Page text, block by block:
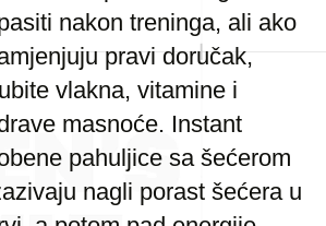
nakon treninga, ali ako
pravi doručak,
vlakna, vitamine i
masnoće. Instant
pahuljice sa šećerom
nagli porast šećera u